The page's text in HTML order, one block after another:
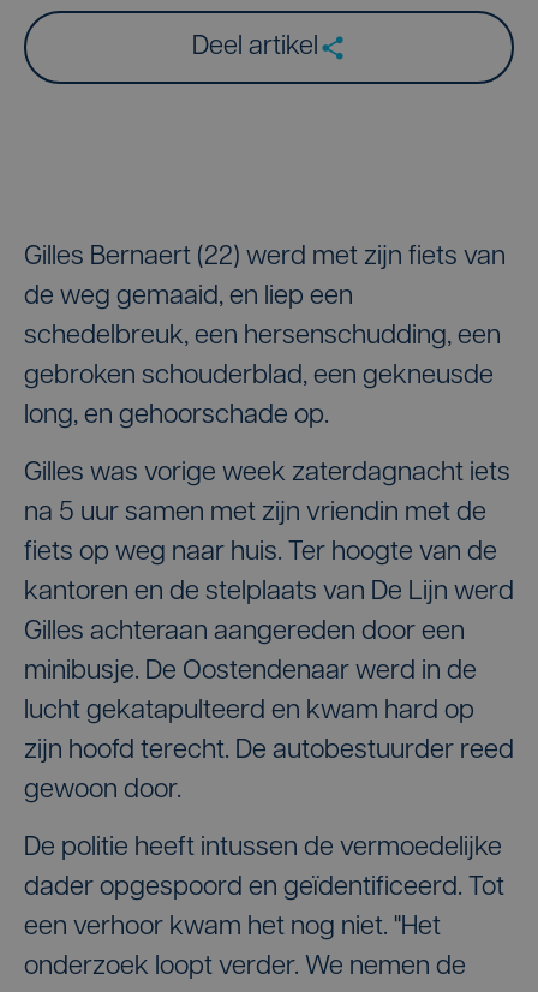
Deel artikel
Gilles Bernaert (22) werd met zijn fiets van
de weg gemaaid, en liep een
schedelbreuk, een hersenschudding, een
gebroken schouderblad, een gekneusde
long, en gehoorschade op.
Gilles was vorige week zaterdagnacht iets
na 5 uur samen met zijn vriendin met de
fiets op weg naar huis. Ter hoogte van de
kantoren en de stelplaats van De Lijn werd
Gilles achteraan aangereden door een
minibusje. De Oostendenaar werd in de
lucht gekatapulteerd en kwam hard op
zijn hoofd terecht. De autobestuurder reed
gewoon door.
De politie heeft intussen de vermoedelijke
dader opgespoord en geïdentificeerd. Tot
een verhoor kwam het nog niet. ''Het
onderzoek loopt verder. We nemen de